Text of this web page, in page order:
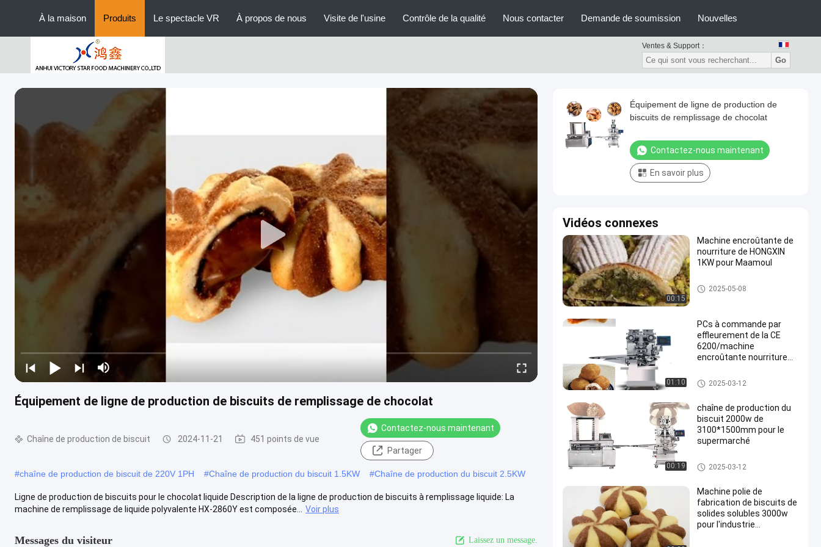
À la maison Produits Le spectacle VR À propos de nous Visite de l'usine Contrôle de la qualité Nous contacter Demande de soumission Nouvelles
Ventes & Support：
Go
Équipement de ligne de production de biscuits de remplissage de chocolat
Chaîne de production de biscuit 2024-11-21 451 points de vue
Contactez-nous maintenant
Partager
#chaîne de production de biscuit de 220V 1PH #Chaîne de production du biscuit 1.5KW #Chaîne de production du biscuit 2.5KW
Ligne de production de biscuits pour le chocolat liquide Description de la ligne de production de biscuits à remplissage liquide: La
machine de remplissage de liquide polyvalente HX-2860Y est composée...
Voir plus
Messages du visiteur Laissez un message.
Équipement de ligne de production de
biscuits de remplissage de chocolat
Contactez-nous maintenant
En savoir plus
Vidéos connexes
00:15
Machine encroûtante de
nourriture de HONGXIN
1KW pour Maamoul
Machine encroûtante de nourri
ture
2025-05-08
01:10
PCs à commande par
effleurement de la CE
6200/machine
encroûtante nourriture
Machine encroûtante de nourri
ture
2025-03-12
00:19
chaîne de production du
biscuit 2000w de
3100*1500mm pour le
supermarché
Chaîne de production de biscui
t
2025-03-12
Machine polie de
fabrication de biscuits de
solides solubles 3000w
pour l'industrie